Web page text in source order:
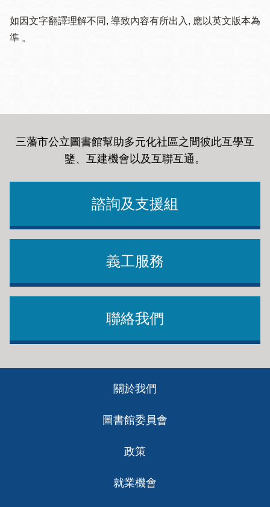
如因文字翻譯理解不同, 導致內容有所出入, 應以英文版本為
準 。
三藩市公立圖書館幫助多元化社區之間彼此互學互
鑒、互建機會以及互聯互通。
諮詢及支援組
義工服務
聯絡我們
關於我們
圖書館委員會
政策
就業機會